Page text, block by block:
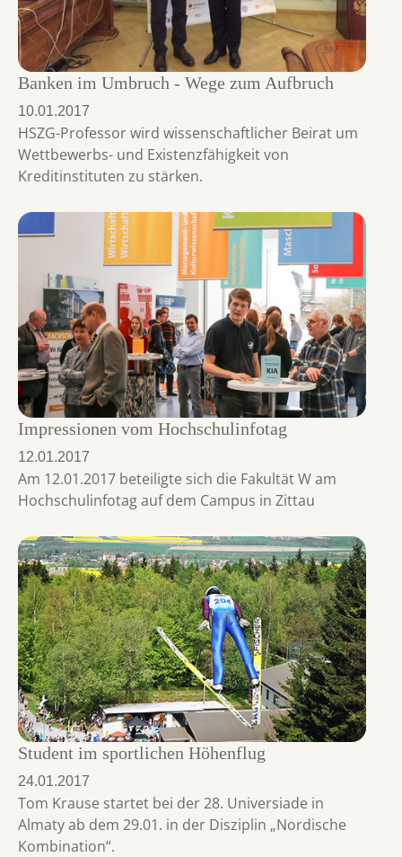
Banken im Umbruch - Wege zum Aufbruch
10.01.2017
HSZG-Professor wird wissenschaftlicher Beirat um
Wettbewerbs- und Existenzfähigkeit von
Kreditinstituten zu stärken.
Impressionen vom Hochschulinfotag
12.01.2017
Am 12.01.2017 beteiligte sich die Fakultät W am
Hochschulinfotag auf dem Campus in Zittau
Student im sportlichen Höhenflug
24.01.2017
Tom Krause startet bei der 28. Universiade in
Almaty ab dem 29.01. in der Disziplin „Nordische
Kombination“.